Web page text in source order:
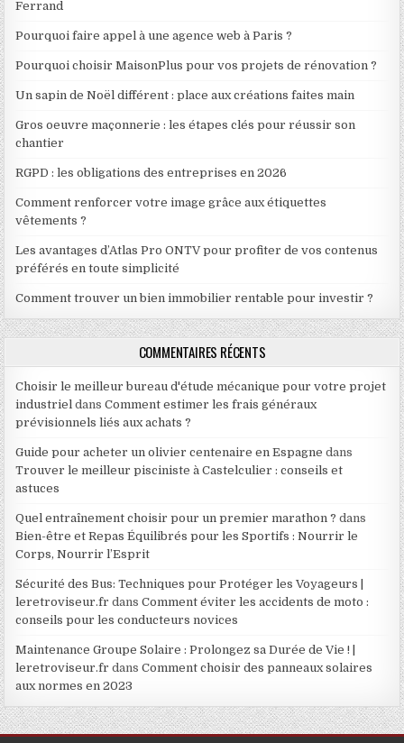
Ferrand
Pourquoi faire appel à une agence web à Paris ?
Pourquoi choisir MaisonPlus pour vos projets de rénovation ?
Un sapin de Noël différent : place aux créations faites main
Gros oeuvre maçonnerie : les étapes clés pour réussir son
chantier
RGPD : les obligations des entreprises en 2026
Comment renforcer votre image grâce aux étiquettes
vêtements ?
Les avantages d’Atlas Pro ONTV pour profiter de vos contenus
préférés en toute simplicité
Comment trouver un bien immobilier rentable pour investir ?
COMMENTAIRES RÉCENTS
Choisir le meilleur bureau d'étude mécanique pour votre projet
industriel dansComment estimer les frais généraux
prévisionnels liés aux achats ?
Guide pour acheter un olivier centenaire en Espagne dans
Trouver le meilleur pisciniste à Castelculier : conseils et
astuces
Quel entraînement choisir pour un premier marathon ? dans
Bien-être et Repas Équilibrés pour les Sportifs : Nourrir le
Corps, Nourrir l’Esprit
Sécurité des Bus: Techniques pour Protéger les Voyageurs |
leretroviseur.fr dansComment éviter les accidents de moto :
conseils pour les conducteurs novices
Maintenance Groupe Solaire : Prolongez sa Durée de Vie ! |
leretroviseur.fr dansComment choisir des panneaux solaires
aux normes en 2023